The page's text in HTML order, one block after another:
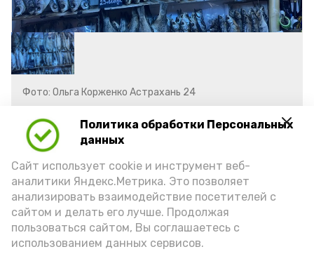
Политика обработки Персональных
данных
Сайт использует cookie и инструмент веб-
аналитики Яндекс.Метрика. Это позволяет
анализировать взаимодействие посетителей с
сайтом и делать его лучше. Продолжая
пользоваться сайтом, Вы соглашаетесь с
использованием данных сервисов.
Фото: Ольга Корженко Астрахань 24
рыба селенские исады
базаринг лещ чехонь
Подпишись!